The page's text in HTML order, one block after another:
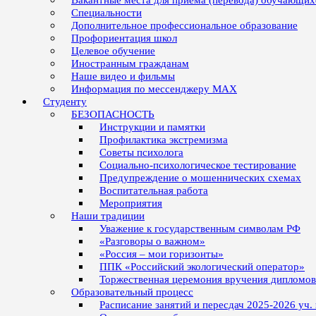
Специальности
Дополнительное профессиональное образование
Профориентация школ
Целевое обучение
Иностранным гражданам
Наше видео и фильмы
Информация по мессенджеру MAX
Студенту
БЕЗОПАСНОСТЬ
Инструкции и памятки
Профилактика экстремизма
Советы психолога
Социально-психологическое тестирование
Предупреждение о мошеннических схемах
Воспитательная работа
Мероприятия
Наши традиции
Уважение к государственным символам РФ
«Разговоры о важном»
«Россия – мои горизонты»
ППК «Российский экологический оператор»
Торжественная церемония вручения
Образовательный процесс
Расписание занятий и пересдач 2025-2026 уч.